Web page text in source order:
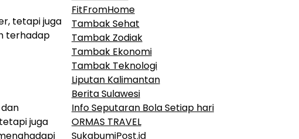
tetapi juga
terhadap
juga
FitFromHome
Tambak Sehat
Tambak Zodiak
Tambak Ekonomi
Tambak Teknologi
Liputan Kalimantan
Berita Sulawesi
Info Seputaran Bola Setiap hari
ORMAS TRAVEL
SukabumiPost.id